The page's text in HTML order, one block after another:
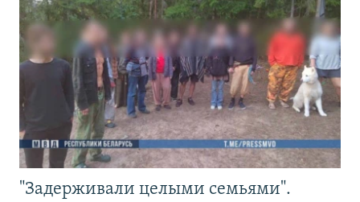
"Задерживали целыми семьями".